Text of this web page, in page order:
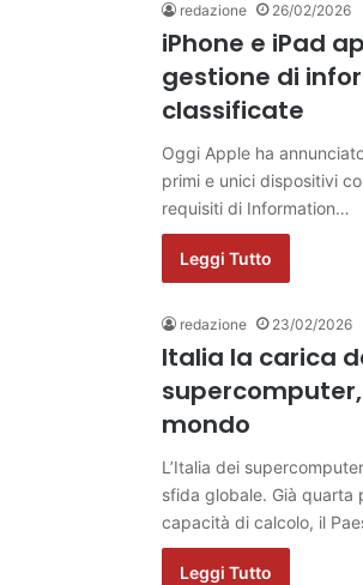
redazione 26/02/2026
iPhone e iPad
gestione di
classificate
Oggi Apple ha
primi e unici dispositivi
requisiti di Information…
Leggi Tutto
redazione 23/02/2026
Italia la carica
mondo
L’Italia dei
sfida globale. Già quarta
capacità di calcolo, il
Leggi Tutto